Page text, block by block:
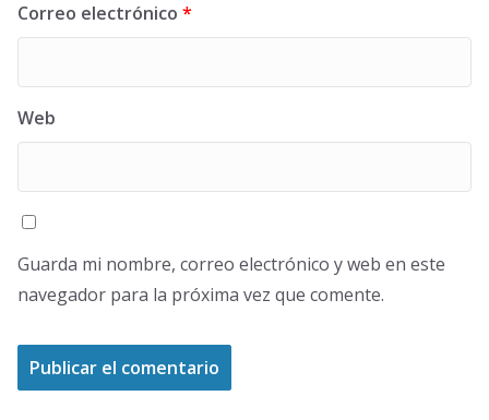
Correo electrónico *
Web
Guarda mi nombre, correo electrónico y web en este
navegador para la próxima vez que comente.